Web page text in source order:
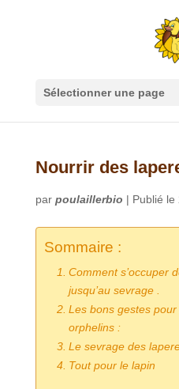
Sélectionner une page
Nourrir des
par poulaillerbio | Publié le
Sommaire :
Comment s’occuper
jusqu’au sevrage .
Les bons gestes
orphelins :
Le sevrage des
Tout pour le lapin